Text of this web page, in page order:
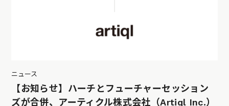
ニュース
【お知らせ】ハーチとフューチャーセッション
ズが合併、アーティクル株式会社（Artiql Inc.）